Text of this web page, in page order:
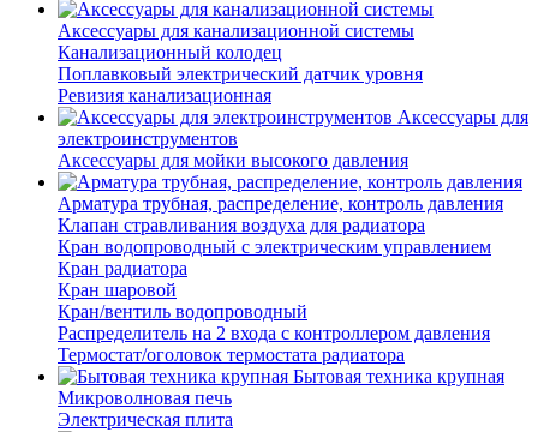
Аксессуары для канализационной системы
Канализационный колодец
Поплавковый электрический датчик уровня
Ревизия канализационная
Аксессуары для
электроинструментов
Аксессуары для мойки высокого давления
Арматура трубная, распределение, контроль давления
Клапан стравливания воздуха для радиатора
Кран водопроводный с электрическим управлением
Кран радиатора
Кран шаровой
Кран/вентиль водопроводный
Распределитель на 2 входа с контроллером давления
Термостат/оголовок термостата радиатора
Бытовая техника крупная
Микроволновая печь
Электрическая плита